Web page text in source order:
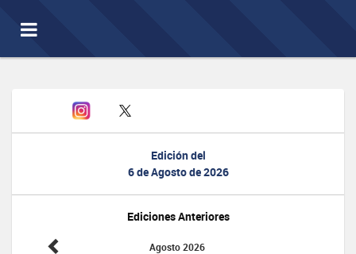
Toggle
navigation
Edición del
6 de Agosto de 2026
Ediciones Anteriores
Agosto 2026